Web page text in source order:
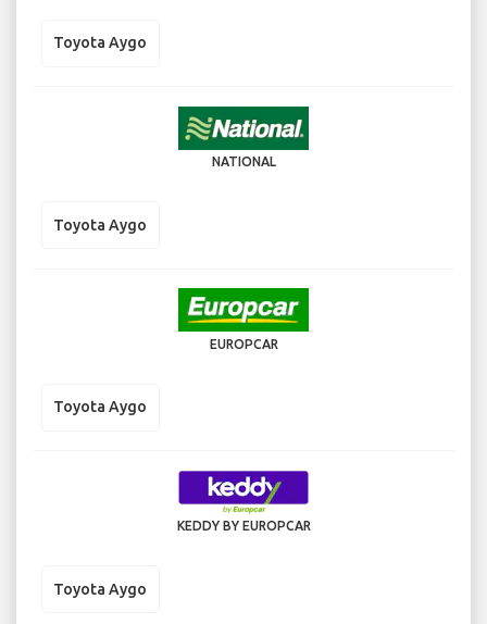
Toyota Aygo
NATIONAL
Toyota Aygo
EUROPCAR
Toyota Aygo
KEDDY BY EUROPCAR
Toyota Aygo